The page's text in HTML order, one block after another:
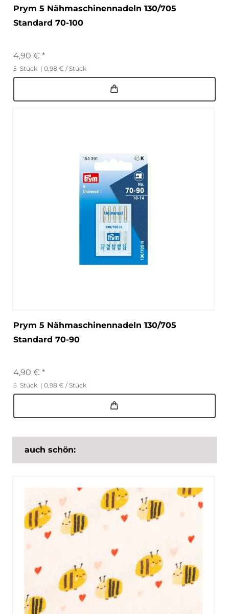
Prym 5 Nähmaschinennadeln 130/705
Standard 70-100
4,90 € *
5 Stück | 0,98 € / Stück
Prym 5 Nähmaschinennadeln 130/705
Standard 70-90
4,90 € *
5 Stück | 0,98 € / Stück
auch schön: